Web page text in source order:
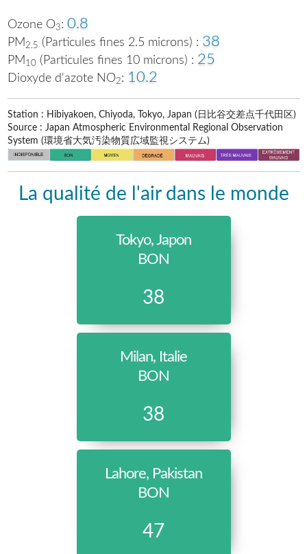
Ozone O3: 0.8
PM 2.5 (Particules fines 2.5 microns) : 38
PM 10 (Particules fines 10 microns) : 25
Dioxyde d'azote NO2: 10.2
Station : Hibiyakoen, Chiyoda, Tokyo, Japan (日比谷交差点千代田区)
Source : Japan Atmospheric Environmental Regional Observation
System (環境省大気汚染物質広域監視システム)
La qualité de l'air dans le monde
Tokyo, Japon
BON
38
Milan, Italie
BON
38
Lahore, Pakistan
BON
47